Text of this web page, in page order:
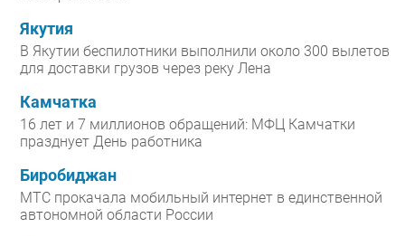
Якутия
В Якутии беспилотники выполнили около 300 вылетов
для доставки грузов через реку Лена
Камчатка
16 лет и 7 миллионов обращений: МФЦ Камчатки
празднует День работника
Биробиджан
МТС прокачала мобильный интернет в единственной
автономной области России